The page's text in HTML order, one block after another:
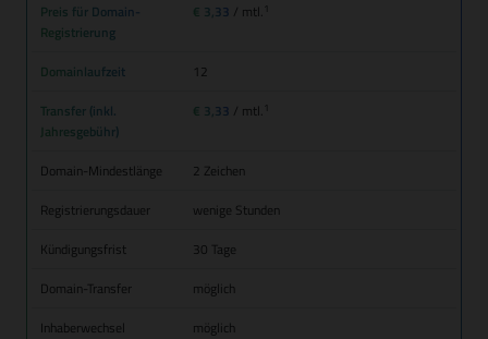
Preis für Domain-
Registrierung
€ 3,33 / mtl.
Domainlaufzeit
12
Transfer (inkl.
Jahresgebühr)
€ 3,33 / mtl.
Domain-Mindestlänge
2 Zeichen
Registrierungsdauer
wenige Stunden
Kündigungsfrist
30 Tage
Domain-Transfer
möglich
Inhaberwechsel
möglich